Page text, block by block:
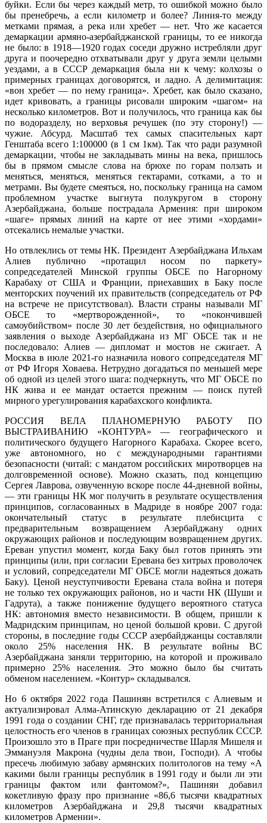
буйки. Если бы через каждый метр, то ошибкой можно было
бы пренебречь, а если километр и более? Линия-то между
метками прямая, а река или хребет — нет. Что же касается
демаркации армяно-азербайджанской границы, то ее никогда
не было: в 1918—1920 годах соседи дружно истребляли друг
друга и поочередно отхватывали друг у друга земли целыми
уездами, а в СССР демаркация была ни к чему: колхозы о
примерных границах договорятся, и ладно. А делимитация:
«вон хребет — по нему граница». Хребет, как было сказано,
идет кривовать, а границы рисовали широким «шагом» на
несколько километров. Вот и получилось, что граница как бы
по водоразделу, но верховья речушек (по эту сторону!) —
чужие. Абсурд. Масштаб тех самых спасительных карт
Генштаба всего 1:100000 (в 1 см 1км). Так что ради разумной
демаркации, чтобы не закладывать мины на века, пришлось
бы в прямом смысле слова на брюхе по горам ползать и
меняться, меняться, меняться гектарами, сотками, а то и
метрами. Вы будете смеяться, но, поскольку граница на самом
проблемном участке выгнута полукругом в сторону
Азербайджана, больше пострадала Армения: при широком
«шаге» прямых линий на карте от нее этими «хордами»
отсекались немалые участки.
Но отвлеклись от темы НК. Президент Азербайджана Ильхам
Алиев публично «протащил носом по паркету»
сопредседателей Минской группы ОБСЕ по Нагорному
Карабаху от США и Франции, приехавших в Баку после
менторских поучений их правительств (сопредседатель от РФ
на встрече не присутствовал). Власти страны называли МГ
ОБСЕ то «мертворожденной», то «покончившей
самоубийством» после 30 лет бездействия, но официального
заявления о выходе Азербайджана из МГ ОБСЕ так и не
последовало: Алиев — дипломат и мостов не сжигает. А
Москва в июле 2021-го назначила нового сопредседателя МГ
от РФ Игоря Ховаева. Нетрудно догадаться по меньшей мере
об одной из целей этого шага: подчеркнуть, что МГ ОБСЕ по
НК жива и ее мандат остается прежним — поиск путей
мирного урегулирования карабахского конфликта.
РОССИЯ ВЕЛА ПЛАНОМЕРНУЮ РАБОТУ ПО
ВЫСТРАИВАНИЮ «КОНТУРА» — географического и
политического будущего Нагорного Карабаха. Скорее всего,
уже автономного, но с международными гарантиями
безопасности (читай: с мандатом российских миротворцев на
долговременной основе). Можно сказать, под концепцию
Сергея Лаврова, озвученную вскоре после 44-дневной войны,
— эти границы НК мог получить в результате осуществления
принципов, согласованных в Мадриде в ноябре 2007 года:
окончательный статус в результате плебисцита с
предварительным возвращением Азербайджану одних
окружающих районов и последующим возвращением других.
Ереван упустил момент, когда Баку был готов принять эти
принципы (или, при согласии Еревана без хитрых проволочек
и условий, сопредседатели МГ ОБСЕ могли надеяться дожать
Баку). Ценой неуступчивости Еревана стала война и потеря
не только тех окружающих районов, но и части НК (Шуши и
Гадрута), а также понижение будущего вероятного статуса
НК: автономия вместо независимости. В общем, пришли к
Мадридским принципам, но ценой большой крови. С другой
стороны, в последние годы СССР азербайджанцы составляли
около 25% населения НК. В результате войны ВС
Азербайджана заняли территорию, на которой и проживало
примерно 25% населения. Это можно было бы считать
обменом населением. «Контур» складывался.
Но 6 октября 2022 года Пашинян встретился с Алиевым и
актуализировал Алма-Атинскую декларацию от 21 декабря
1991 года о создании СНГ, где признавалась территориальная
целостность его членов в границах союзных республик СССР.
Произошло это в Праге при посредничестве Шарля Мишеля и
Эммануэля Макрона (чудны дела твои, Господи). А чтобы
пресечь любимую забаву армянских политологов на тему «А
какими были границы республик в 1991 году и были ли эти
границы фактом или фантомом?», Пашинян добавил
кокетливую фразу про признание «86,6 тысячи квадратных
километров Азербайджана и 29,8 тысячи квадратных
километров Армении».